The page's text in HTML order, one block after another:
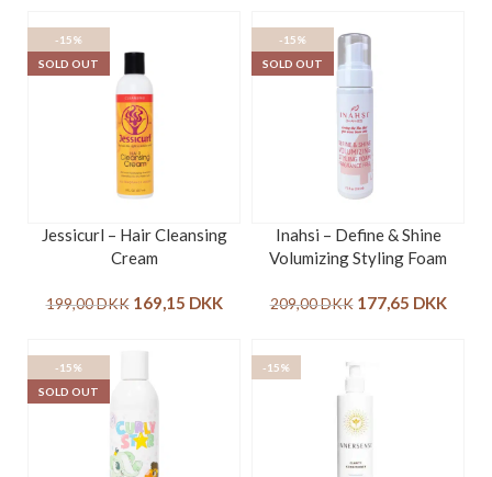
-15%
SOLD OUT
Jessicurl – Hair Cleansing
Cream
199,00DKK 169,15 DKK
-15%
SOLD OUT
Inahsi – Define & Shine
Volumizing Styling Foam
209,00DKK 177,65 DKK
-15%
SOLD OUT
-15%